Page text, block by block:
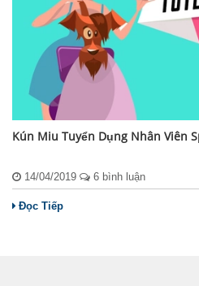
Kún Miu Tuyển Dụng Nhân Viên
14/04/2019 6 bình luận
Đọc Tiếp